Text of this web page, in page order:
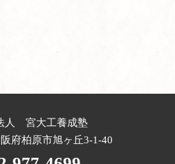
人 宮大工養成塾
府柏原市旭ヶ丘3-1-40